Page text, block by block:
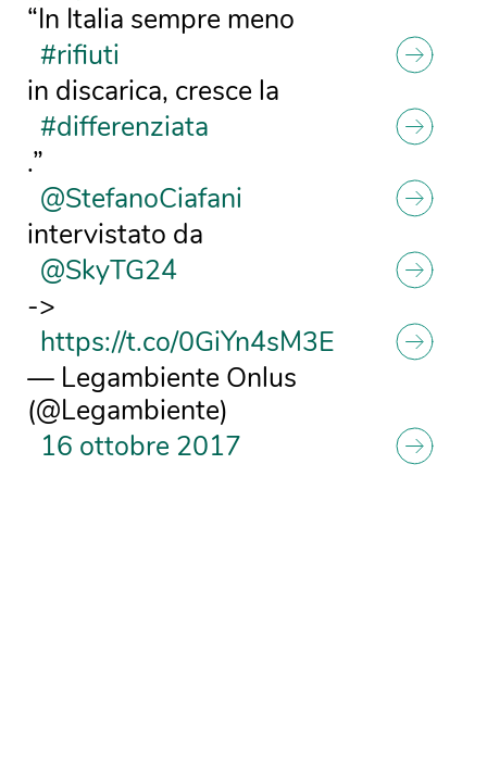
“In Italia sempre meno
#rifiuti
in discarica, cresce la
#differenziata
.”
@StefanoCiafani
intervistato da
@SkyTG24
->
https://t.co/0GiYn4sM3E
— Legambiente Onlus
(@Legambiente)
16 ottobre 2017